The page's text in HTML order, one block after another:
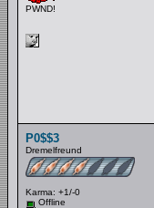
PWND!
P0$$3
Dremelfreund
Karma: +1/-0
Offline